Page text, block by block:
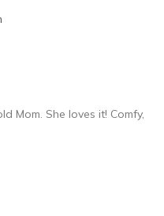
Mom. She loves it! Comfy,